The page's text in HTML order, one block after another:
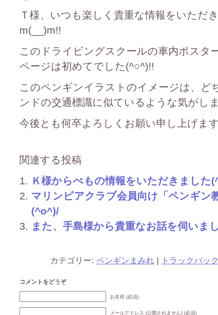
Ｔ様、いつも楽しく貴重な情報をいただ
m(__)m!!
このドライビングスクールの車内ポスタ
ページは初めてでした(^○^)!!
このペンギンイラストのイメージは、ど
ンドの交通標識に似ているような気がし
今後とも何卒よろしくお願い申し上げま
関連する投稿
Ｋ様からぺもの情報をいただきました
マリンピアクラブ会員向け「ペンギン
(^o^)/
また、手島様から貴重なお話を伺いま
カテゴリー: ペンギンまみれ | トラックバッ
コメントをどうぞ
お名前 (必須)
メールアドレス (公開されません) (必須)